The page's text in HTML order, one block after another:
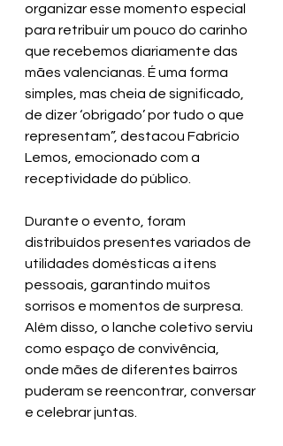
organizar esse momento especial
para retribuir um pouco do carinho
que recebemos diariamente das
mães valencianas. É uma forma
simples, mas cheia de significado,
de dizer ‘obrigado’ por tudo o que
representam”, destacou Fabrício
Lemos, emocionado com a
receptividade do público.
Durante o evento, foram
distribuídos presentes variados de
utilidades domésticas a itens
pessoais, garantindo muitos
sorrisos e momentos de surpresa.
Além disso, o lanche coletivo serviu
como espaço de convivência,
onde mães de diferentes bairros
puderam se reencontrar, conversar
e celebrar juntas.